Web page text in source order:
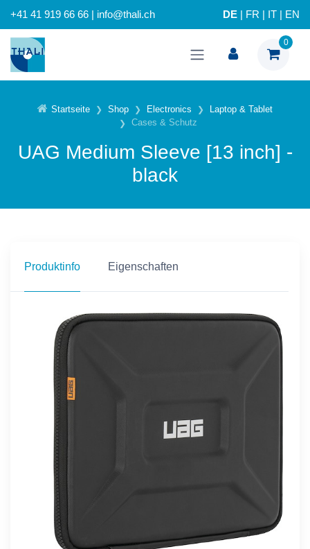
+41 41 919 66 66 | info@thali.ch DE FR IT EN
0
Startseite Shop Electronics
Laptop & Tablet
Cases & Schutz
UAG Medium Sleeve [13 inch] -
black
Produktinfo Eigenschaften